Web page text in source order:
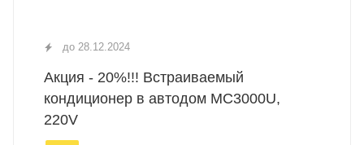
до 28.12.2024
Акция - 20%!!! Встраиваемый
кондиционер в автодом МС3000U,
220V